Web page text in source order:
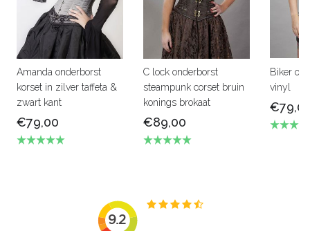
Amanda onderborst
korset in zilver taffeta &
zwart kant
€79,00
C lock onderborst
steampunk corset bruin
konings brokaat
€89,00
Biker
vinyl